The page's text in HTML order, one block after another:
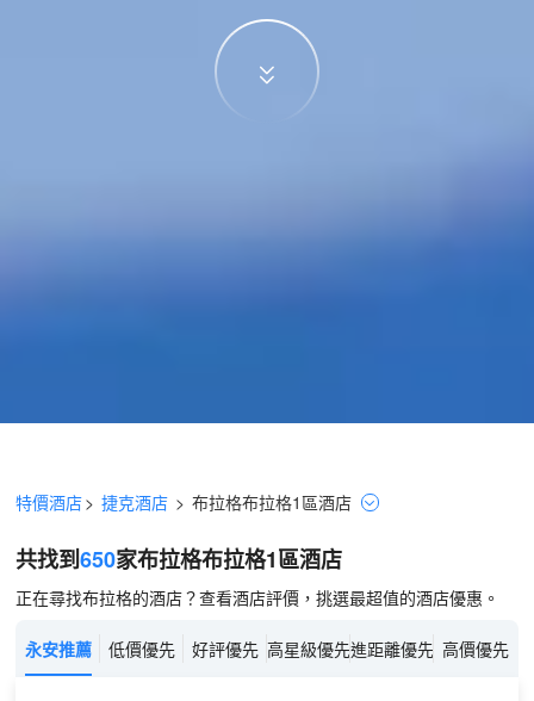
特價酒店> 捷克酒店 > 布拉格布拉格1區酒店
共找到650家布拉格布拉格1區酒店
正在尋找布拉格的酒店？查看酒店評價，挑選最超值的酒店優惠。
永安推薦 低價優先 好評優先 高星級優先進距離優先 高價優先